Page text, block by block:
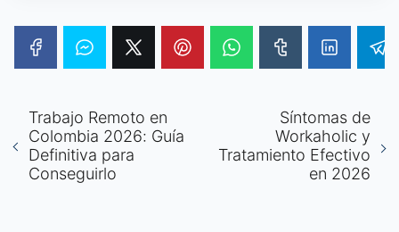
Trabajo Remoto en
Colombia 2026: Guía
Definitiva para
Conseguirlo
Síntomas de
Workaholic y
Tratamiento Efectivo
en 2026